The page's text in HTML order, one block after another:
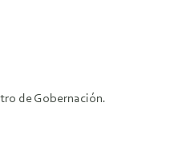
de Gobernación.